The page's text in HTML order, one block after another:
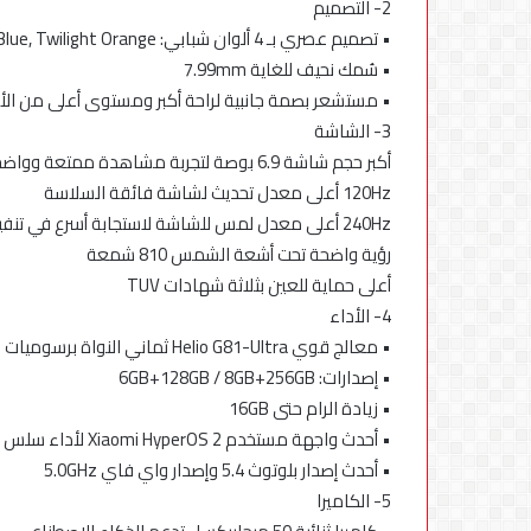
2- التصميم
• تصميم عصري بـ 4 ألوان شبابي: Midnight Black, Mint Green, Moonlight Blue, Twilight Orange
• سُمك نحيف للغاية 7.99mm
• مستشعر بصمة جانبية لراحة أكبر ومستوى أعلى من
3- الشاشة
أكبر حجم شاشة 6.9 بوصة لتجربة مشاهدة ممتعة وواضحة
120Hz أعلى معدل تحديث لشاشة فائقة السلاسة
240Hz أعلى معدل لمس للشاشة لاستجابة أسرع في تنفيذ الأوامر
رؤية واضحة تحت أشعة الشمس 810 شمعة
أعلى حماية للعين بثلاثة شهادات TUV
4- الأداء
• معالج قوي Helio G81-Ultra ثماني النواة برسوميات Mali-G52 MC2
• إصدارات: 6GB+128GB / 8GB+256GB
• زيادة الرام حتى 16GB
• أحدث واجهة مستخدم Xiaomi HyperOS 2 لأداء سلس وسريع
• أحدث إصدار بلوتوث 5.4 وإصدار واي فاي 5.0GHz
5- الكاميرا